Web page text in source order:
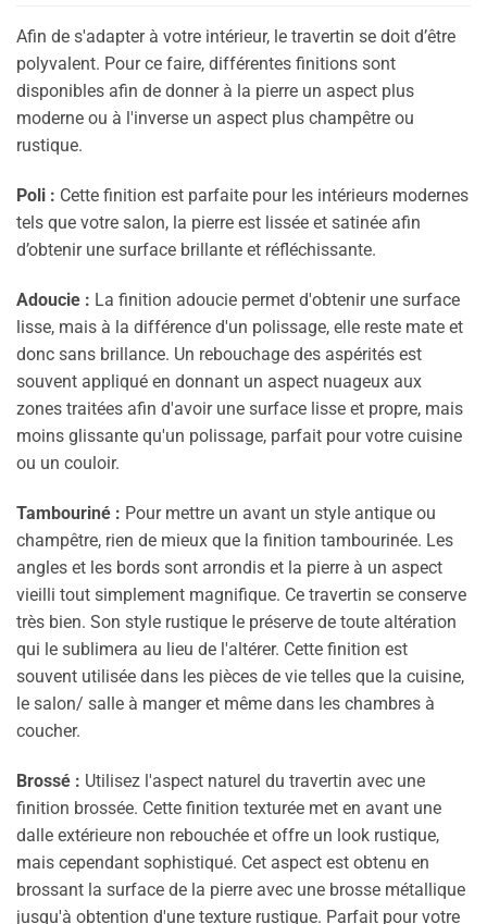
Afin de s'adapter à votre intérieur, le travertin se doit d’être
polyvalent. Pour ce faire, différentes finitions sont
disponibles afin de donner à la pierre un aspect plus
moderne ou à l'inverse un aspect plus champêtre ou
rustique.
Poli : Cette finition est parfaite pour les intérieurs modernes
tels que votre salon, la pierre est lissée et satinée afin
d’obtenir une surface brillante et réfléchissante.
Adoucie : La finition adoucie permet d'obtenir une surface
lisse, mais à la différence d'un polissage, elle reste mate et
donc sans brillance. Un rebouchage des aspérités est
souvent appliqué en donnant un aspect nuageux aux
zones traitées afin d'avoir une surface lisse et propre, mais
moins glissante qu'un polissage, parfait pour votre cuisine
ou un couloir.
Tambouriné : Pour mettre un avant un style antique ou
champêtre, rien de mieux que la finition tambourinée. Les
angles et les bords sont arrondis et la pierre à un aspect
vieilli tout simplement magnifique. Ce travertin se conserve
très bien. Son style rustique le préserve de toute altération
qui le sublimera au lieu de l'altérer. Cette finition est
souvent utilisée dans les pièces de vie telles que la cuisine,
le salon/ salle à manger et même dans les chambres à
coucher.
Brossé : Utilisez l'aspect naturel du travertin avec une
finition brossée. Cette finition texturée met en avant une
dalle extérieure non rebouchée et offre un look rustique,
mais cependant sophistiqué. Cet aspect est obtenu en
brossant la surface de la pierre avec une brosse métallique
jusqu'à obtention d'une texture rustique. Parfait pour votre